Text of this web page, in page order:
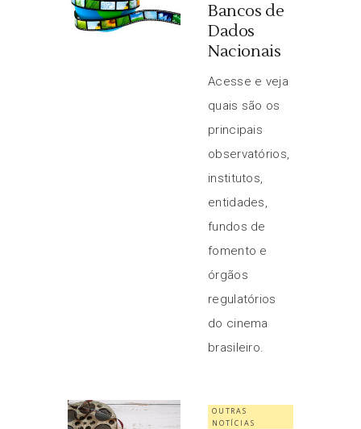
Bancos de
Dados
Nacionais
Acesse e veja
quais são os
principais
observatórios,
institutos,
entidades,
fundos de
fomento e
órgãos
regulatórios
do cinema
brasileiro.
OUTRAS
NOTÍCIAS